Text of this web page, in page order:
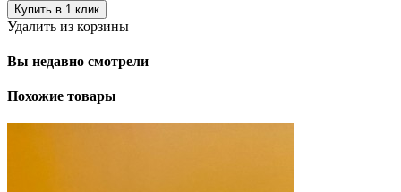
Купить в 1 клик
Удалить из корзины
Вы недавно смотрели
Похожие товары